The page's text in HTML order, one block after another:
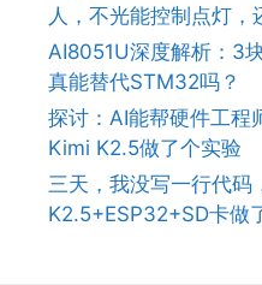
人，不光能控制点灯，
AI8051U深度解析：3
真能替代STM32吗？
探讨：AI能帮硬件工程
Kimi K2.5做了个实验
三天，我没写一行代码
K2.5+ESP32+SD卡做